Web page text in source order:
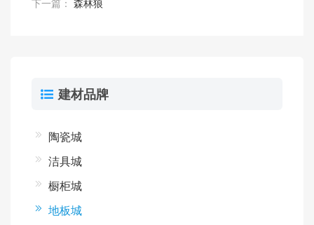
下一篇： 森林狼
建材品牌
陶瓷城
洁具城
橱柜城
地板城